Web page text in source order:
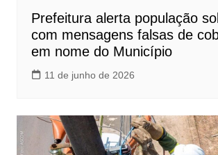
Prefeitura alerta população
com mensagens falsas de
em nome do Município
11 de junho de 2026